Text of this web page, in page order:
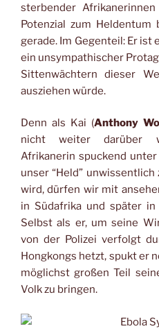
sterbender
Potenzial zum
gerade. Im Gegenteil: Er ist
ein unsympathischer
Sittenwächtern dieser
ausziehen würde.
Denn als Kai (Anthony
nicht weiter darüber
Afrikanerin spuckend
unser “Held”
wird, dürfen wir mit
in Südafrika und später
Selbst als er, um seine
von der Polizei verfolgt
Hongkongs hetzt, spukt er
möglichst großen Teil
Volk zu bringen.